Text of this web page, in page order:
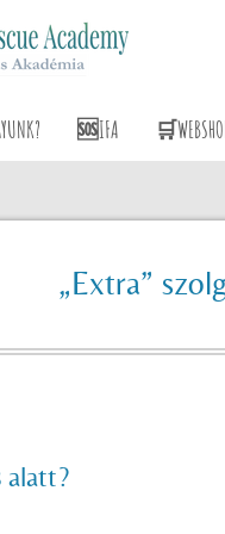
🆘IFA
„Extra”
alatt?